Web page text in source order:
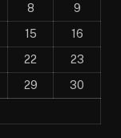
8
9
15
16
22
23
29
30